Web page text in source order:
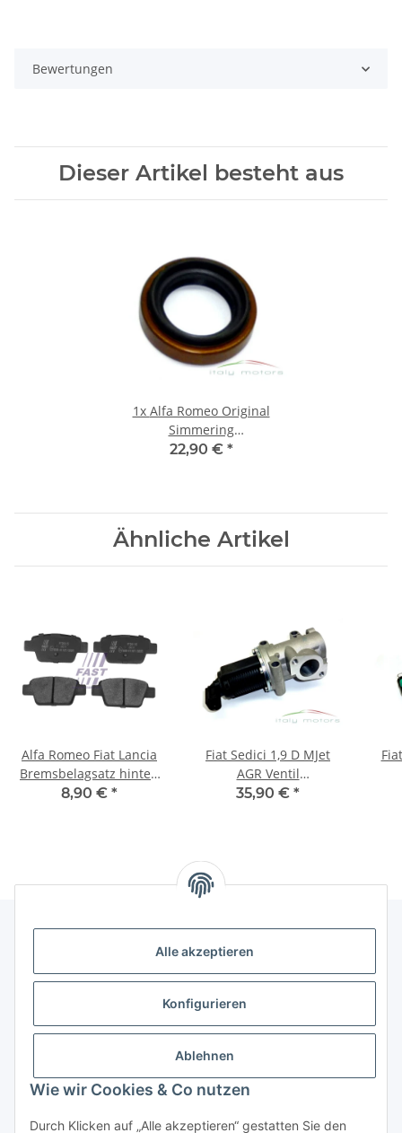
Alle akzeptieren
Konfigurieren
Ablehnen
Wie wir Cookies & Co nutzen
Durch Klicken auf „Alle akzeptieren“ gestatten Sie den
Bewertungen
Dieser Artikel besteht aus
1x Alfa Romeo Original
Simmering
Getriebesimmering
22,90 € *
Ähnliche Artikel
Alfa Romeo Fiat Lancia
Bremsbelagsatz hinten
ohne Sensor 71769094
8,90 € *
Fiat Sedici 1,9 D MJet
AGR Ventil
Abgasrückführungsventil
35,90 € *